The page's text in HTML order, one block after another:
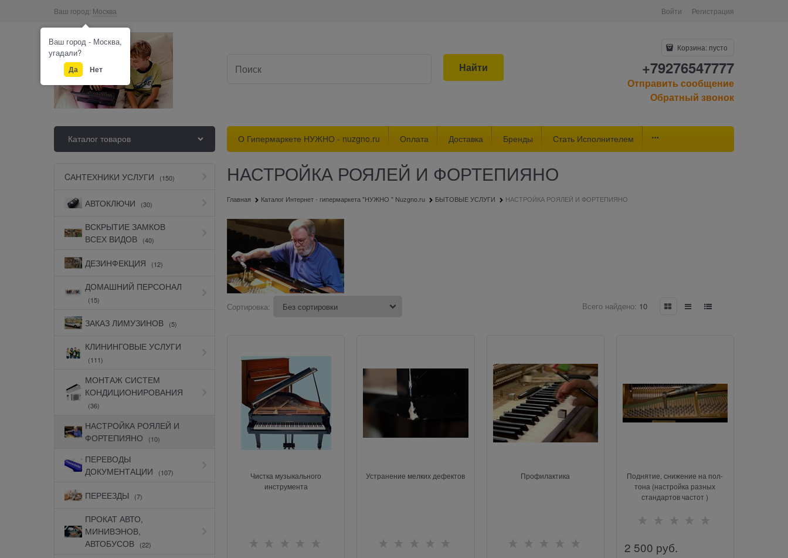
Ваш город: Москва Войти Регистрация
Найти
Корзина: пусто
+79276547777
Отправить сообщение
Обратный звонок
Каталог товаров О Гипермаркете НУЖНО - nuzgno.ru Оплата Доставка Бренды Стать Исполнителем
CАНТЕХНИКИ УСЛУГИ (150)
АВТОКЛЮЧИ (30)
ВСКРЫТИЕ ЗАМКОВ
ВСЕХ ВИДОВ
(40)
ДЕЗИНФЕКЦИЯ (12)
ДОМАШНИЙ ПЕРСОНАЛ
(15)
ЗАКАЗ ЛИМУЗИНОВ (5)
КЛИНИНГОВЫЕ УСЛУГИ
(111)
МОНТАЖ СИСТЕМ
КОНДИЦИОНИРОВАНИЯ
(36)
НАСТРОЙКА РОЯЛЕЙ И
ФОРТЕПИЯНО
(10)
ПЕРЕВОДЫ
ДОКУМЕНТАЦИИ
(107)
ПЕРЕЕЗДЫ (7)
ПРОКАТ АВТО,
МИНИВЭНОВ,
АВТОБУСОВ
(22)
НАСТРОЙКА РОЯЛЕЙ И ФОРТЕПИЯНО
Главная Каталог Интернет - гипермаркета "НУЖНО " Nuzgno.ru БЫТОВЫЕ УСЛУГИ НАСТРОЙКА РОЯЛЕЙ И ФОРТЕПИЯНО
Сортировка: Всего найдено: 10
Чистка музыкального
инструмента
Устранение мелких дефектов Профилактика
Поднятие, снижение на пол-
тона (настройка разных
стандартов частот )
2 500 руб.
Ваш город - Москва,
угадали?
Да Нет